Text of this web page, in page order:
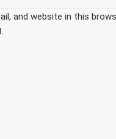
and website in this